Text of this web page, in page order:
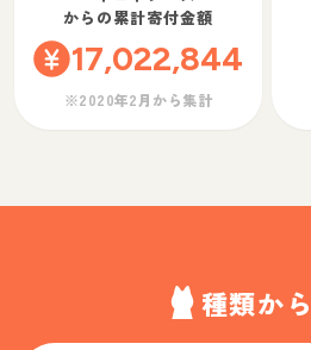
からの累計寄付金額
17,022,844
※2020年2月から集計
種類か